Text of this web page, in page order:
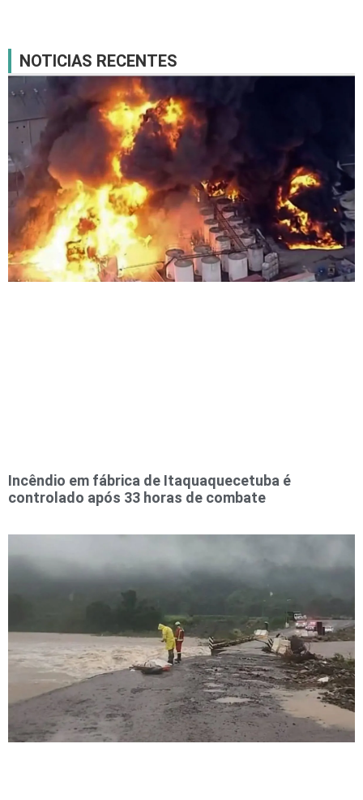
NOTICIAS RECENTES
Incêndio em fábrica de Itaquaquecetuba é
controlado após 33 horas de combate